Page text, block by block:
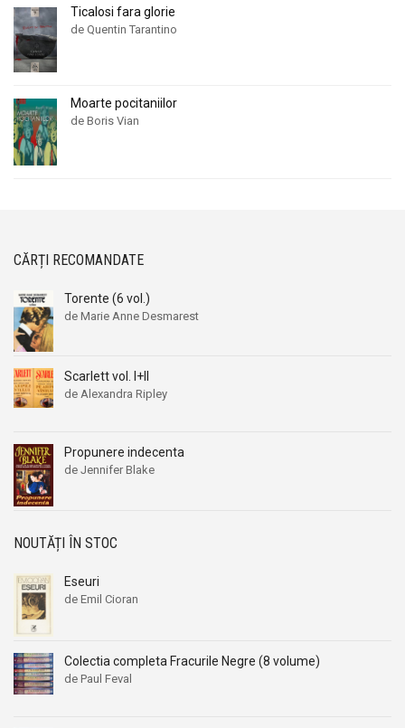
Ticalosi fara glorie
de Quentin Tarantino
Moarte pocitaniilor
de Boris Vian
CĂRȚI RECOMANDATE
Torente (6 vol.)
de Marie Anne Desmarest
Scarlett vol. I+II
de Alexandra Ripley
Propunere indecenta
de Jennifer Blake
NOUTĂȚI ÎN STOC
Eseuri
de Emil Cioran
Colectia completa Fracurile Negre (8 volume)
de Paul Feval